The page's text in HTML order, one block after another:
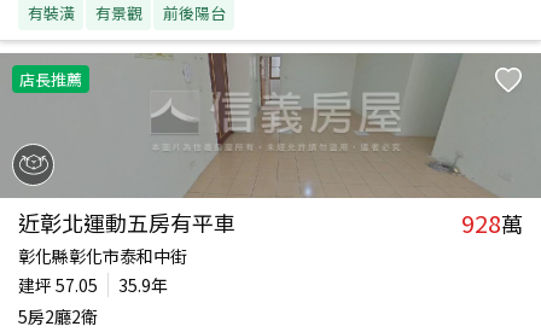
有裝潢 有景觀 前後陽台
店長推薦
近彰北運動五房有平車 928萬
彰化縣彰化市泰和中街
建坪 57.05
35.9年
5房2廳2衛